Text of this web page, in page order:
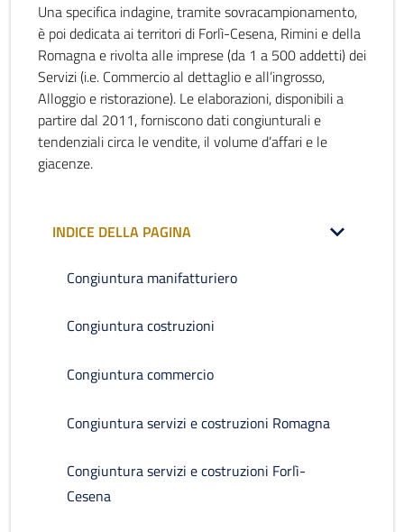
Una specifica indagine, tramite sovracampionamento,
è poi dedicata ai territori di Forlì-Cesena, Rimini e della
Romagna e rivolta alle imprese (da 1 a 500 addetti) dei
Servizi (i.e. Commercio al dettaglio e all’ingrosso,
Alloggio e ristorazione). Le elaborazioni, disponibili a
partire dal 2011, forniscono dati congiunturali e
tendenziali circa le vendite, il volume d’affari e le
giacenze.
INDICE DELLA PAGINA
Congiuntura manifatturiero
Congiuntura costruzioni
Congiuntura commercio
Congiuntura servizi e costruzioni Romagna
Congiuntura servizi e costruzioni Forlì-
Cesena